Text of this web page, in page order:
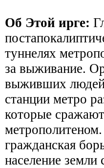
Об Этой ирге:
туннелях
за выживание.
выживших
станции метро
которые
гражданская
население земли